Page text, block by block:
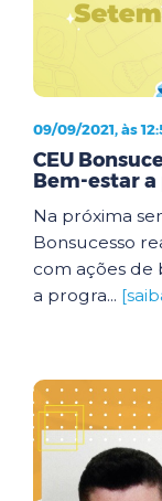
09/09/2021, às
CEU
Bem-estar
Na próxima
Bonsucesso
com ações de
a progra...